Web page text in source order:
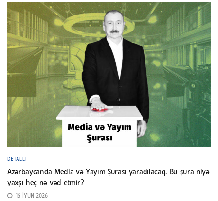
DETALLI
Azərbaycanda Media və Yayım Şurası yaradılacaq. Bu şura niyə
yaxşı heç nə vəd etmir?
16 İYUN 2026